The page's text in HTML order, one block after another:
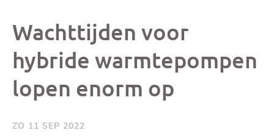
op
Wachttijden voor
hybride warmtepompen
lopen enorm op
ZO 11 SEP 2022